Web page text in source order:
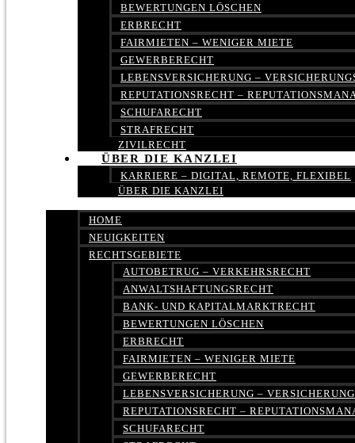
BEWERTUNGEN LÖSCHEN
ERBRECHT
FAIRMIETEN – WENIGER MIETE
GEWERBERECHT
LEBENSVERSICHERUNG –
REPUTATIONSRECHT –
SCHUFARECHT
STRAFRECHT
ZIVILRECHT
ÜBER DIE KANZLEI
KARRIERE – DIGITAL, REMOTE, FLEXIBEL
ÜBER DIE KANZLEI
HOME
NEUIGKEITEN
RECHTSGEBIETE
AUTOBETRUG – VERKEHRSRECHT
ANWALTSHAFTUNGSRECHT
BANK- UND KAPITALMARKTRECHT
BEWERTUNGEN LÖSCHEN
ERBRECHT
FAIRMIETEN – WENIGER MIETE
GEWERBERECHT
LEBENSVERSICHERUNG –
REPUTATIONSRECHT –
SCHUFARECHT